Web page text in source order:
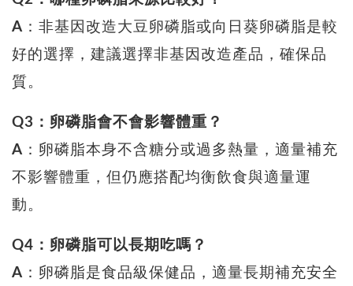
A ：非基因改造大豆卵磷脂或向日葵卵磷脂是較
好的選擇，建議選擇非基因改造產品，確保品
質。
Q3：卵磷脂會不會影響體重？
A ：卵磷脂本身不含糖分或過多熱量，適量補充
不影響體重，但仍應搭配均衡飲食與適量運
動。
Q4：卵磷脂可以長期吃嗎？
A ：卵磷脂是食品級保健品，適量長期補充安全